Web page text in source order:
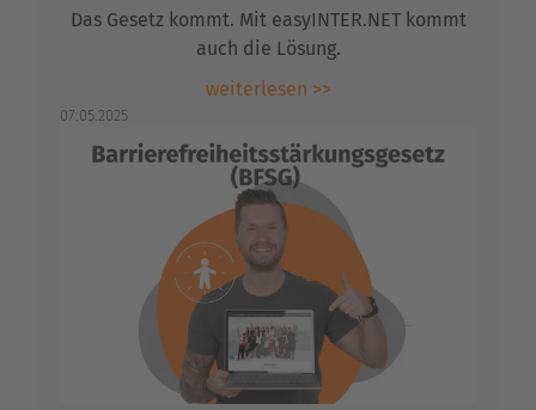
Das Gesetz kommt. Mit easyINTER.NET kommt
auch die Lösung.
weiterlesen >>
07.05.2025